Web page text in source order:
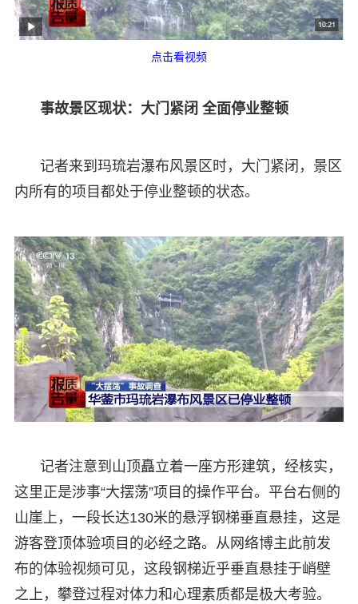
点击看视频
事故景区现状：大门紧闭 全面停业整顿
记者来到玛琉岩瀑布风景区时，大门紧闭，景区
内所有的项目都处于停业整顿的状态。
记者注意到山顶矗立着一座方形建筑，经核实，
这里正是涉事“大摆荡”项目的操作平台。平台右侧的
山崖上，一段长达130米的悬浮钢梯垂直悬挂，这是
游客登顶体验项目的必经之路。从网络博主此前发
布的体验视频可见，这段钢梯近乎垂直悬挂于峭壁
之上，攀登过程对体力和心理素质都是极大考验。